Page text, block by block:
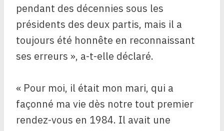
pendant des décennies sous les
présidents des deux partis, mais il a
toujours été honnête en reconnaissant
ses erreurs », a-t-elle déclaré.
« Pour moi, il était mon mari, qui a
façonné ma vie dès notre tout premier
rendez-vous en 1984. Il avait une